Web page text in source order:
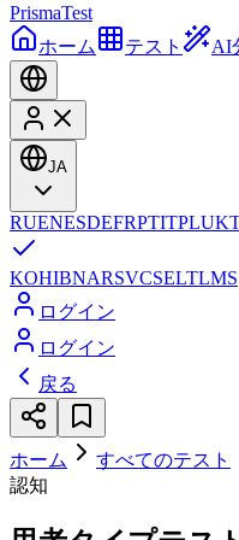
PrismaTest
ホーム
テスト AI
JA
RUENESDEFRPTITPLUK
KOHIBNARSVCSELTLMS
ログイン
ログイン
戻る
ホーム すべてのテスト
認知